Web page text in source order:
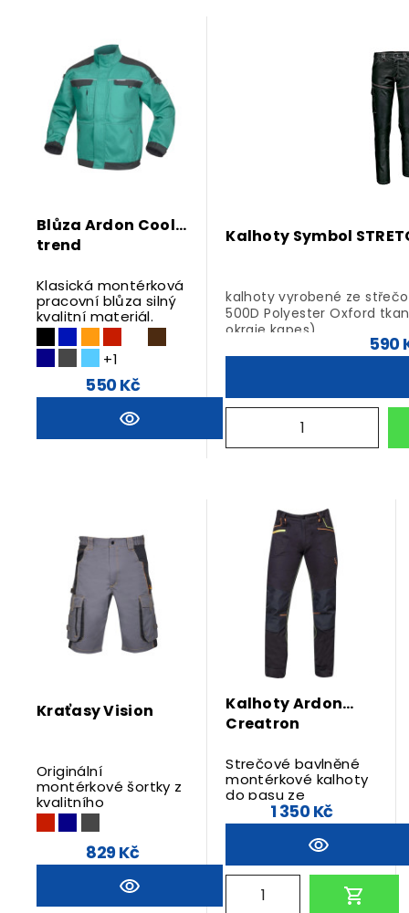
Blůza Ardon Cool
trend
Klasická montérková
pracovní blůza silný
kvalitní materiál.
+1
550 Kč
Kalhoty Symbol
kalhoty vyrobené ze
500D Polyester Oxford
okraje kapes),
pevné a pohodlné,
2 přední kapsy, 2
pravítko, zadní kapsa,
tvarovaná kolena a
materiál:
98% bavlna, 2% elastan,
Splňuje požadavky Oeko-
590
Kraťasy Vision
Originální
montérkové šortky z
kvalitního
směsového
materiálu.
829 Kč
Kalhoty Ardon
Creatron
Strečové bavlněné
montérkové kalhoty
do pasu ze
speciálního
materiálu
Amalytton®.
REFLEXNÍ PRVKY - Ano
POHLAVÍ - Pánské
SVRCHNÍ MATERIÁL -
1 350 Kč